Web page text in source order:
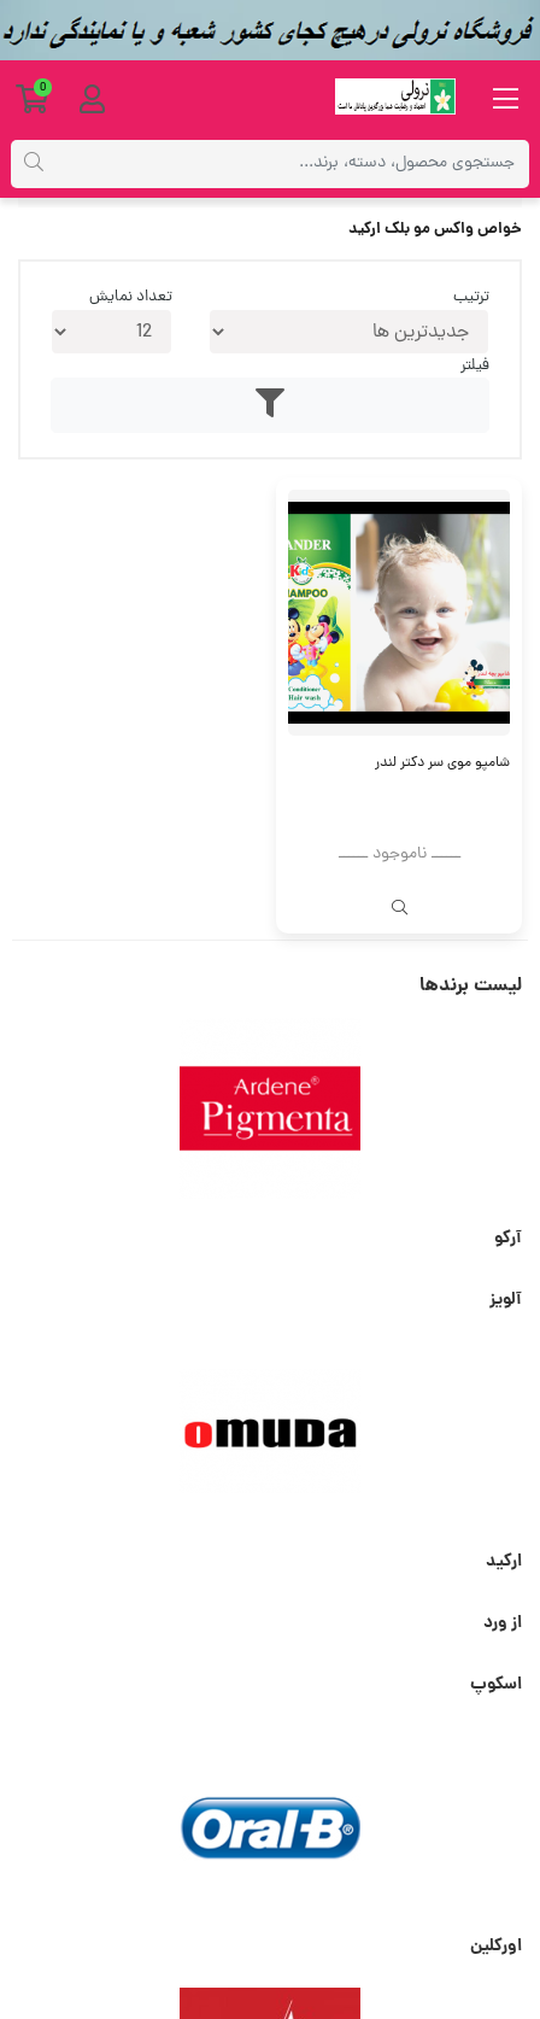
خواص واکس مو بلک ارکید
ترتیب تعداد نمایش
فیلتر
شامپو موی سر دکتر لندر
ــــــ ناموجود ــــــ
لیست برندها
آرکو
آلویز
ارکید
از ورد
اسکوپ
اورکلین
0